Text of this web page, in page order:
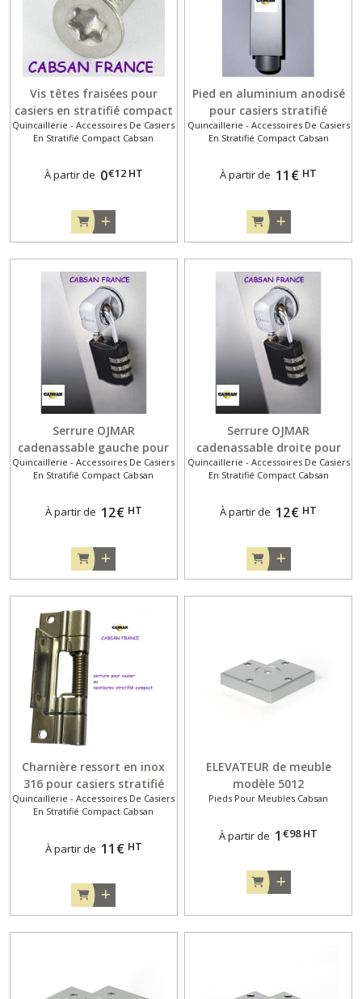
Vis têtes fraisées pour
casiers en stratifié compact
Quincaillerie - Accessoires De Casiers
En Stratifié Compact Cabsan
À partir de 0€12 HT
Pied en aluminium anodisé
pour casiers stratifié
compact
Quincaillerie - Accessoires De Casiers
En Stratifié Compact Cabsan
À partir de 11 € HT
Serrure OJMAR
cadenassable gauche pour
casiers en stratifié compact
Quincaillerie - Accessoires De Casiers
En Stratifié Compact Cabsan
À partir de 12€ HT
Serrure OJMAR
cadenassable droite pour
casiers en stratifié compact
Quincaillerie - Accessoires De Casiers
En Stratifié Compact Cabsan
À partir de 12€ HT
Charnière ressort en inox
316 pour casiers stratifié
compact
Quincaillerie - Accessoires De Casiers
En Stratifié Compact Cabsan
À partir de 11 € HT
ELEVATEUR de meuble
modèle 5012
Pieds Pour Meubles Cabsan
À partir de 1 €98 HT